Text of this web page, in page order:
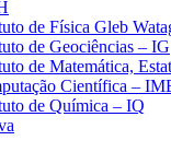
de Física Gleb
de Geociências – IG
de Matemática,
Científica –
de Química – IQ